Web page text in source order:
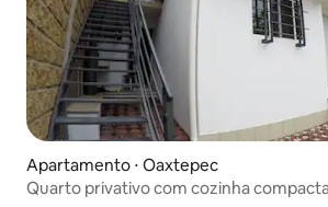
Apartamento ⋅ Oaxtepec
Quarto privativo com cozinha